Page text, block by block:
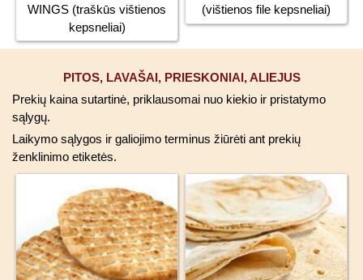
WINGS (traškūs vištienos
kepsneliai)
(vištienos file kepsneliai)
PITOS, LAVAŠAI, PRIESKONIAI, ALIEJUS
Prekių kaina sutartinė, priklausomai nuo kiekio ir pristatymo
sąlygų.
Laikymo sąlygos ir galiojimo terminus žiūrėti ant prekių
ženklinimo etiketės.